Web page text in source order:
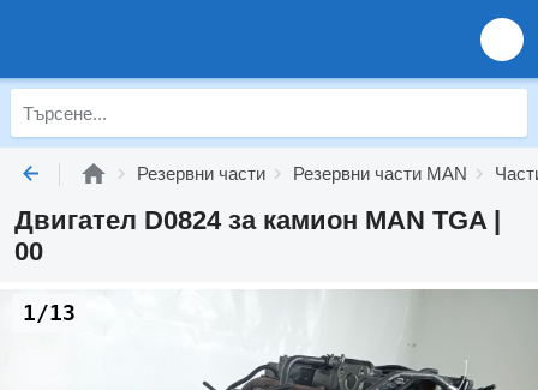
Резервни части Резервни части MAN
Двигател D0824 за камион MAN TGA |
00
1/13